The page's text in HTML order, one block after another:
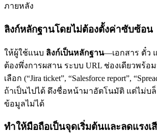
ภายหลัง
ลิงก์หลักฐานโดยไม่ต้องตั้งค่าซับซ้อน
ให้ผู้ใช้แนบ ลิงก์เป็นหลักฐาน—เอกสาร ตั๋ว
ต้องพึ่งการผสาน ระบบ URL ช่องเดียวพร้อ
เลือก (“Jira ticket”, “Salesforce report”,
ถ้าเป็นไปได้ ดึงชื่อหน้ามาอัตโนมัติ แต่ไม่บ
ข้อมูลไม่ได้
ทำให้มือถือเป็นจุดเริ่มต้นและลดแรงเ